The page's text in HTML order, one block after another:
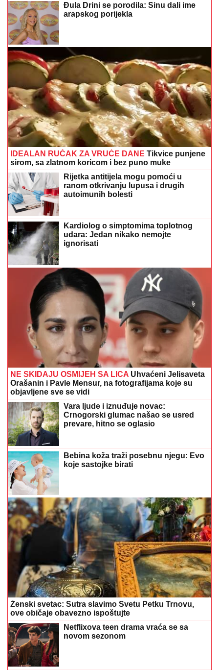
Đula Drini se porodila: Sinu dali ime
arapskog porijekla
IDEALAN RUČAK ZA VRUĆE DANE Tikvice punjene
sirom, sa zlatnom koricom i bez puno muke
Rijetka antitijela mogu pomoći u
ranom otkrivanju lupusa i drugih
autoimunih bolesti
Kardiolog o simptomima toplotnog
udara: Jedan nikako nemojte
ignorisati
NE SKIDAJU OSMIJEH SA LICA Uhvaćeni Jelisaveta
Orašanin i Pavle Mensur, na fotografijama koje su
objavljene sve se vidi
Vara ljude i iznuđuje novac:
Crnogorski glumac našao se usred
prevare, hitno se oglasio
Bebina koža traži posebnu njegu: Evo
koje sastojke birati
Ženski svetac: Sutra slavimo Svetu Petku Trnovu,
ove običaje obavezno ispoštujte
Netflixova teen drama vraća se sa
novom sezonom